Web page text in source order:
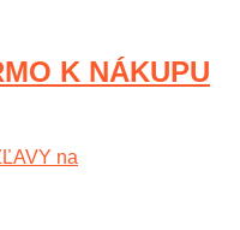
K NÁKUPU